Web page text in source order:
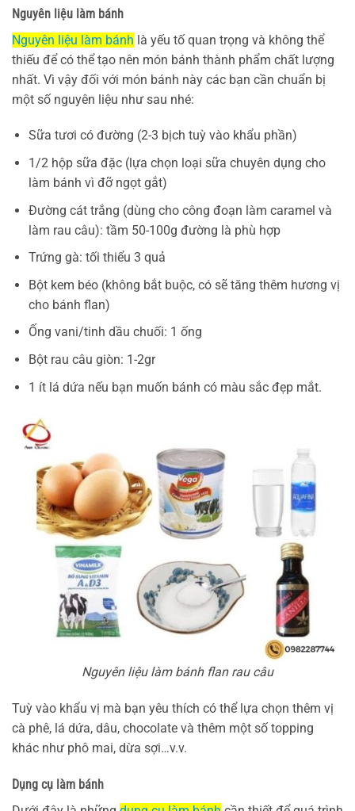
Nguyên liệu làm bánh
Nguyên liệu làm bánh là yếu tố quan trọng và không thể
thiếu để có thể tạo nên món bánh thành phẩm chất lượng
nhất. Vì vậy đối với món bánh này các bạn cần chuẩn bị
một số nguyên liệu như sau nhé:
Sữa tươi có đường (2-3 bịch tuỳ vào khẩu phần)
1/2 hộp sữa đặc (lựa chọn loại sữa chuyên dụng cho
làm bánh vì đỡ ngọt gắt)
Đường cát trắng (dùng cho công đoạn làm caramel và
làm rau câu): tầm 50-100g đường là phù hợp
Trứng gà: tối thiểu 3 quả
Bột kem béo (không bắt buộc, có sẽ tăng thêm hương vị
cho bánh flan)
Ống vani/tinh dầu chuối: 1 ống
Bột rau câu giòn: 1-2gr
1 ít lá dứa nếu bạn muốn bánh có màu sắc đẹp mắt.
Nguyên liệu làm bánh flan rau câu
Tuỳ vào khẩu vị mà bạn yêu thích có thể lựa chọn thêm vị
cà phê, lá dứa, dâu, chocolate và thêm một số topping
khác như phô mai, dừa sợi…v.v.
Dụng cụ làm bánh